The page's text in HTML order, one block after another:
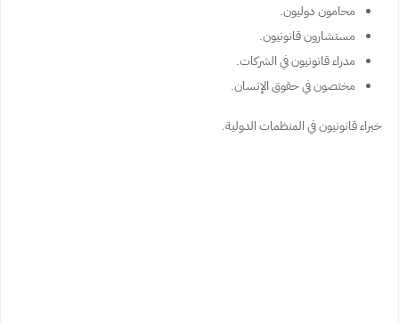
محامون دوليون.
مستشارون قانونيون.
مدراء قانونيون في الشركات.
مختصون في حقوق الإنسان.
خبراء قانونيون في المنظمات الدولية.